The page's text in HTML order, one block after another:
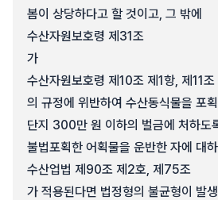
봄이 상당하다고 할 것이고, 그 밖에
수산자원보호령 제31조
가
수산자원보호령 제10조 제1항, 제11조
의 규정에 위반하여 수산동식물을 포
단지 300만 원 이하의 벌금에 처하도
불법포획한 어획물을 운반한 자에 대
수산업법 제90조 제2호, 제75조
가 적용된다면 법정형의 불균형이 발